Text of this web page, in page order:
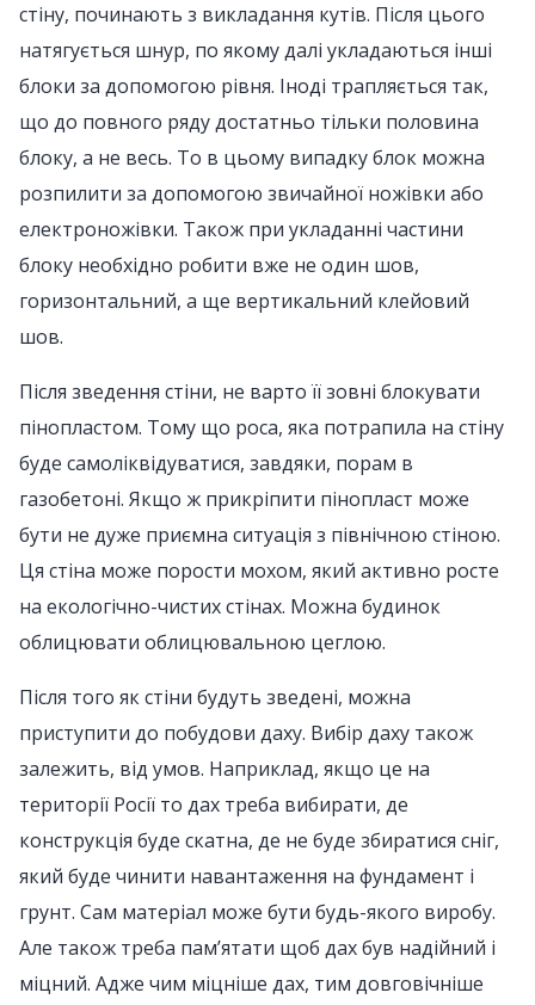
стіну, починають з викладання кутів. Після цього
натягується шнур, по якому далі укладаються інші
блоки за допомогою рівня. Іноді трапляється так,
що до повного ряду достатньо тільки половина
блоку, а не весь. То в цьому випадку блок можна
розпилити за допомогою звичайної ножівки або
електроножівки. Також при укладанні частини
блоку необхідно робити вже не один шов,
горизонтальний, а ще вертикальний клейовий
шов.
Після зведення стіни, не варто її зовні блокувати
пінопластом. Тому що роса, яка потрапила на стіну
буде самоліквідуватися, завдяки, порам в
газобетоні. Якщо ж прикріпити пінопласт може
бути не дуже приємна ситуація з північною стіною.
Ця стіна може порости мохом, який активно росте
на екологічно-чистих стінах. Можна будинок
облицювати облицювальною цеглою.
Після того як стіни будуть зведені, можна
приступити до побудови даху. Вибір даху також
залежить, від умов. Наприклад, якщо це на
території Росії то дах треба вибирати, де
конструкція буде скатна, де не буде збиратися сніг,
який буде чинити навантаження на фундамент і
грунт. Сам матеріал може бути будь-якого виробу.
Але також треба пам’ятати щоб дах був надійний і
міцний. Адже чим міцніше дах, тим довговічніше